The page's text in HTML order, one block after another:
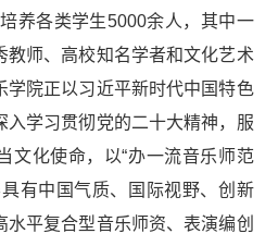
养各类学生5000余人，其中一
教师、高校知名学者和文化艺术
学院正以习近平新时代中国特色
入学习贯彻党的二十大精神，服
文化使命，以“办一流音乐师范
有中国气质、国际视野、创新
平复合型音乐师资、表演编创